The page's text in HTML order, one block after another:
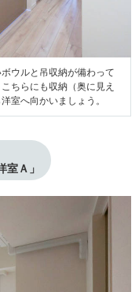
ウルと吊収納が備わって
ちらにも収納（奥に見え
室へ向かいましょう。
室Ａ」